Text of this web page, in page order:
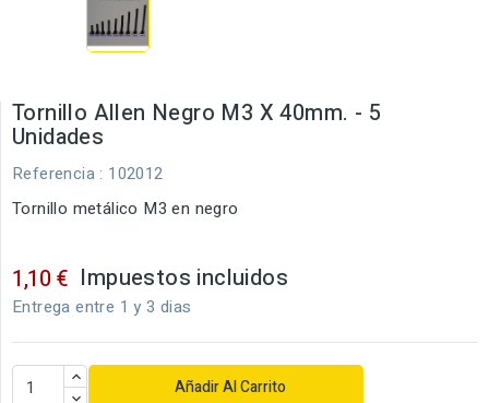
Tornillo Allen Negro M3 X 40mm. - 5
Unidades
Referencia : 102012
Tornillo metálico M3 en negro
1,10 € Impuestos incluidos
Entrega entre 1 y 3 dias
Añadir Al Carrito